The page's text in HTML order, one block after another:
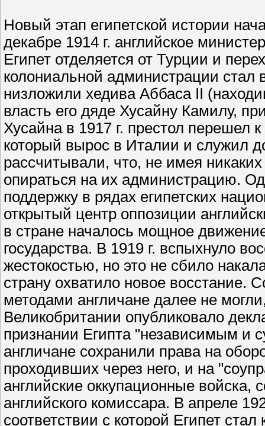
Новый этап египетской истории
декабре 1914 г. английское
Египет отделяется от Турции и
колониальной администрации стал
низложили хедива Аббаса II
власть его дяде Хусайну Камилу,
Хусайна в 1917 г. престол перешел
который вырос в Италии и служил
рассчитывали, что, не имея
опираться на их администрацию.
поддержку в рядах египетских
открытый центр оппозиции
в стране началось мощное
государства. В 1919 г. вспыхнуло
жестокостью, но это не сбило
страну охватило новое восстание.
методами англичане далее не
Великобритании опубликовало
признании Египта "независимым и
англичане сохранили права на
проходивших через него, и на
английские оккупационные войска,
английского комиссара. В апреле
соответствии с которой Египет